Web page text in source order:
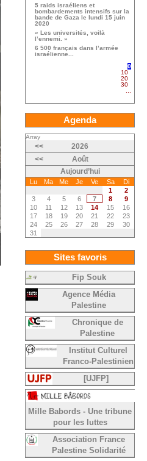
5 raids israéliens et
bombardements intensifs sur la
bande de Gaza le lundi 15 juin
2020
« Les universités, voilà
l’ennemi. »
6 500 français dans l’armée
israélienne...
0
10
20
30
Agenda
Array
<<
2026
<<
Août
Aujourd’hui
Lu Ma Me Je Ve Sa
Di
1
2
3
4 5 6 7 8
9
10
11 12 13 14 15
16
17
18 19 20 21 22
23
24
25 26 27 28 29
30
31
Sites favoris
Fip Souk
Agence Média
Palestine
Chronique de
Palestine
Institut Culturel
Franco-Palestinien
[UJFP]
Mille Babords - Une tribune
pour les luttes
Association France
Palestine Solidarité